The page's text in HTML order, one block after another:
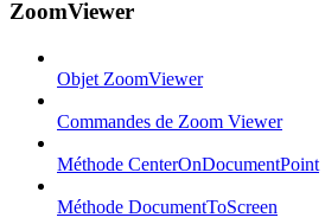
ZoomViewer
Objet ZoomViewer
Commandes de Zoom Viewer
Méthode CenterOnDocumentPoint
Méthode DocumentToScreen